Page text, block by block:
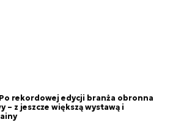
rekordowej edycji branża obronna
– z jeszcze większą wystawą i